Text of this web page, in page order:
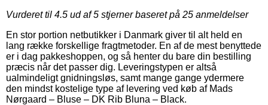
Vurderet til 4.5 ud af 5 stjerner baseret på 25 anmeldelser
En stor portion netbutikker i Danmark giver til alt held en
lang række forskellige fragtmetoder. En af de mest benyttede
er i dag pakkeshoppen, og så henter du bare din bestilling
præcis når det passer dig. Leveringstypen er altså
ualmindeligt gnidningsløs, samt mange gange ydermere
den mindst kostelige type af levering ved køb af Mads
Nørgaard – Bluse – DK Rib Bluna – Black.